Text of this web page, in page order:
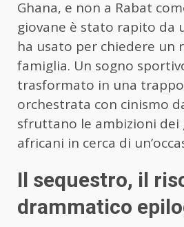
Ghana, e non a Rabat
giovane è stato rapito da
ha usato per chiedere un
famiglia. Un sogno
trasformato in una
orchestrata con cinismo
sfruttano le ambizioni dei
africani in cerca di
Il sequestro, il
drammatico